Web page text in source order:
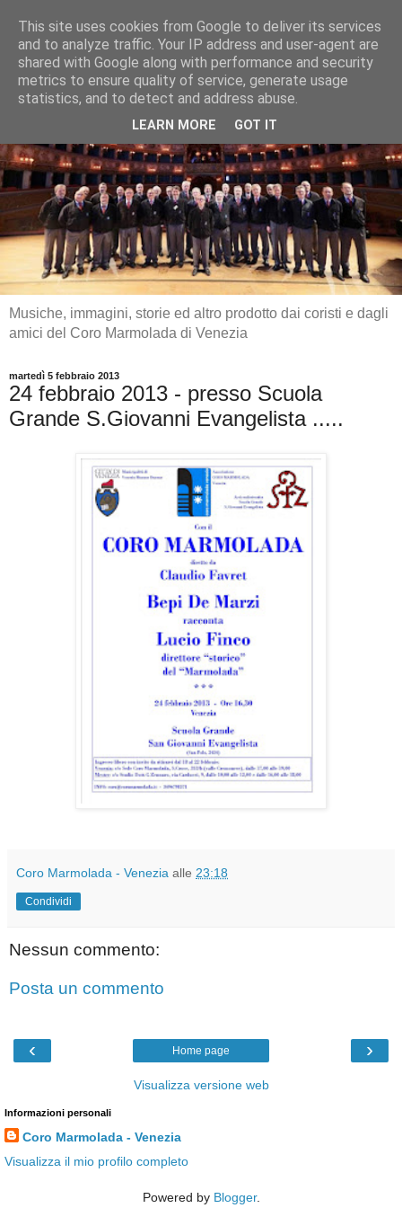
Musiche, immagini, storie ed altro prodotto dai coristi e dagli
amici del Coro Marmolada di Venezia
martedì 5 febbraio 2013
24 febbraio 2013 - presso Scuola
Grande S.Giovanni Evangelista .....
Coro Marmolada - Venezia alle 23:18
Condividi
Nessun commento:
Posta un commento
‹ ›
Home page
Visualizza versione web
Informazioni personali
Coro Marmolada - Venezia
Visualizza il mio profilo completo
Powered by Blogger.
This site uses cookies from Google to deliver its services
and to analyze traffic. Your IP address and user-agent are
shared with Google along with performance and security
metrics to ensure quality of service, generate usage
statistics, and to detect and address abuse.
LEARN MORE GOT IT